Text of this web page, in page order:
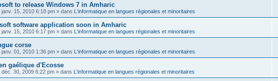
to release Windows 7 in Amharic
janv. 15, 2010 6:18 pm » dans L'informatique en langues régionales et minoritaires
software application soon in Amharic
janv. 15, 2010 6:17 pm » dans L'informatique en langues régionales et minoritaires
corse
janv. 01, 2010 1:36 pm » dans L'informatique en langues régionales et minoritaires
gaélique d'Ecosse
déc. 30, 2009 6:22 pm » dans L'informatique en langues régionales et minoritaires